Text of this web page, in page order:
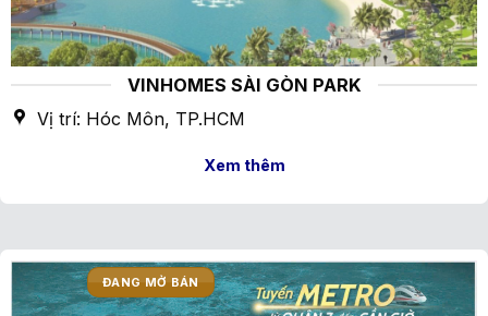
VINHOMES SÀI GÒN PARK
Vị trí: Hóc Môn, TP.HCM
Xem thêm
ĐANG MỞ BÁN